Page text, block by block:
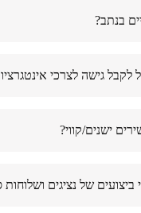
בנתב?
ישנים/קווי?
של נציגים ושלוחות